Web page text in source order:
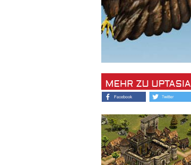
MEHR ZU UPTASIA